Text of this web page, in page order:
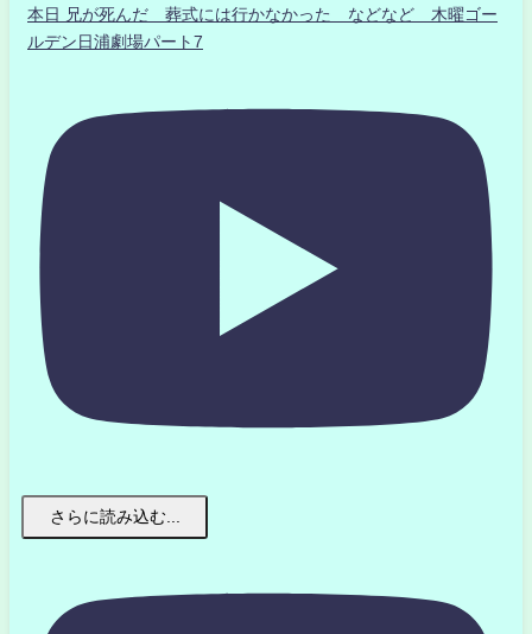
本日 兄が死んだ 葬式には行かなかった などなど 木曜ゴー
ルデン日浦劇場パート7
さらに読み込む...